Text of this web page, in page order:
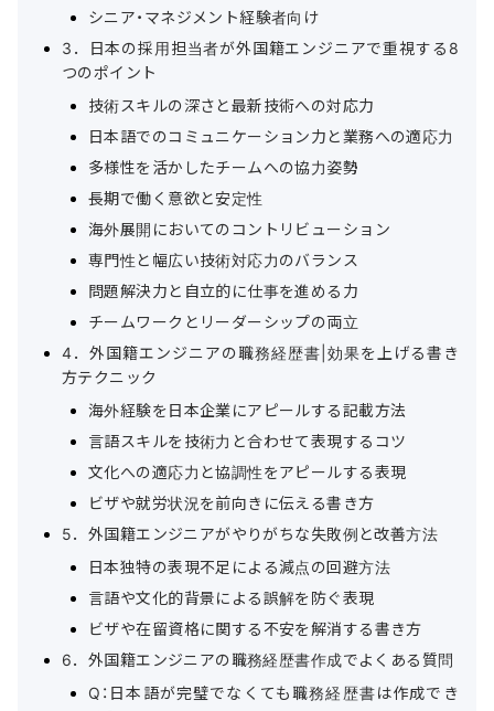
シニア・マネジメント経験者向け
3．日本の採用担当者が外国籍エンジニアで重視する8
つのポイント
技術スキルの深さと最新技術への対応力
日本語でのコミュニケーション力と業務への適応力
多様性を活かしたチームへの協力姿勢
長期で働く意欲と安定性
海外展開においてのコントリビューション
専門性と幅広い技術対応力のバランス
問題解決力と自立的に仕事を進める力
チームワークとリーダーシップの両立
4．外国籍エンジニアの職務経歴書|効果を上げる書き
方テクニック
海外経験を日本企業にアピールする記載方法
言語スキルを技術力と合わせて表現するコツ
文化への適応力と協調性をアピールする表現
ビザや就労状況を前向きに伝える書き方
5．外国籍エンジニアがやりがちな失敗例と改善方法
日本独特の表現不足による減点の回避方法
言語や文化的背景による誤解を防ぐ表現
ビザや在留資格に関する不安を解消する書き方
6．外国籍エンジニアの職務経歴書作成でよくある質問
Q：日本語が完璧でなくても職務経歴書は作成でき